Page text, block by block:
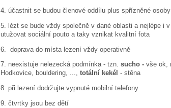
4. účastnit se budou členové oddílu plus spřízněné osoby
5. lézt se bude vždy společně v dané oblasti a nejlépe i
utužovat sociální pouto a taky vznikat kvalitní fota
6. doprava do místa lezení vždy operativně
7. neexistuje nelezecká podmínka - tzn. sucho - vše ok,
Hodkovice, bouldering, ..., totální kekél - stěna
8. při lezení dodržujte vypnuté mobilní telefony
9. čtvrtky jsou bez dětí